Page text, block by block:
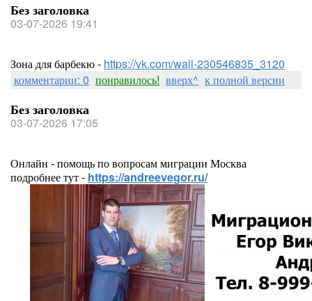
Без заголовка
03-07-2026 19:41
Зона для барбекю - https://vk.com/wall-230546835_3120
комментарии: 0 понравилось! вверх^ к полной версии
Без заголовка
03-07-2026 17:05
Онлайн - помощь по вопросам миграции Москва
подробнее тут - https://andreevegor.ru/